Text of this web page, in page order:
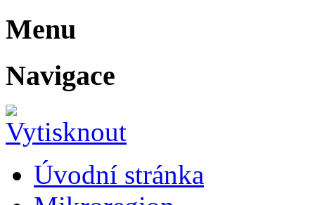
Menu
Navigace
Úvodní stránka